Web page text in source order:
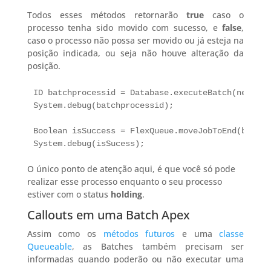
Todos esses métodos retornarãotrue caso o
processo tenha sido movido com sucesso, efalse,
caso o processo não possa ser movido ou já esteja na
posição indicada, ou seja não houve alteração da
posição.
ID batchprocessid = Database.executeBatch(new
System.debug(batchprocessid);
Boolean isSuccess =
System.debug(isSucess);
O único ponto de atenção aqui, é que você só pode
realizar esse processo enquanto o seu processo
estiver com o status holding.
Callouts em uma Batch Apex
Assim como os métodos futuros e umaclasse
Queueable, as Batches também precisam ser
informadas quando poderão ou não executar uma